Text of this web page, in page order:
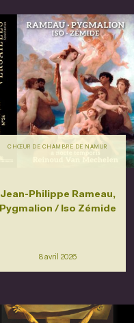
CHŒUR DE CHAMBRE DE NAMUR
Jean-Philippe Rameau,
Pygmalion / Iso Zémide
8 avril 2026